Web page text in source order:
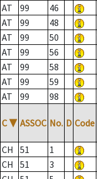
AT
99 46
AT
99 48
AT
99 50
AT
99 56
AT
99 58
AT
99 59
AT
99 98
C ▼ ASSOC No. D Code
CH 51 1
CH
51 3